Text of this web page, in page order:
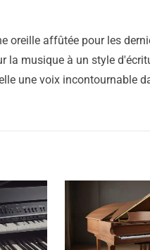
oreille affûtée pour les
la musique à un style
une voix incontournable